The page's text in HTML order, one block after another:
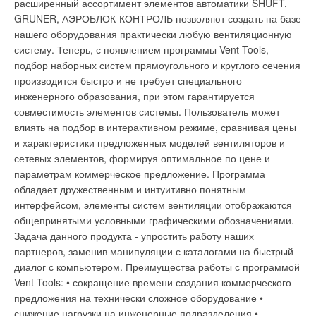
расширенный ассортимент элементов автоматики SHUFT,
GRUNER, АЭРОБЛОК-КОНТРОЛЬ позволяют создать на базе
нашего оборудования практически любую вентиляционную
систему. Теперь, с появлением программы Vent Tools,
подбор наборных систем прямоугольного и круглого сечения
производится быстро и не требует специального
инженерного образования, при этом гарантируется
совместимость элементов системы. Пользователь может
влиять на подбор в интерактивном режиме, сравнивая цены
и характеристики предложенных моделей вентиляторов и
сетевых элементов, формируя оптимальное по цене и
параметрам коммерческое предложение. Программа
обладает дружественным и интуитивно понятным
интерфейсом, элементы систем вентиляции отображаются
общепринятыми условными графическими обозначениями.
Задача данного продукта - упростить работу наших
партнеров, заменив манипуляции с каталогами на быстрый
диалог с компьютером. Преимущества работы с программой
Vent Tools: • сокращение времени создания коммерческого
предложения на технически сложное оборудование •
«Объединение КОН» - как активный и успешный участник
рынка отопления. В компании Ferroli уверены, что новый
партнер окажет весомый вклад в стратегическое развитие
Ferroli S.p.A. на российском рынке!
Уведомления отключены
Комментарии
В этой теме еще нет комментариев
Добавить комментарий
Ваше имя *
Ваш E-mail *
Remeha Group и Baxi Group позволит новой группе занять
лидирующие позиции в Западной Европе и упрочить свое
положение на быстрорастущих рынках Восточной Европы,
Турции, России, Северной Америки и Китая. «Я рад объявить
об успешном создании нашей новой группы, - сообщил Rob
van Banning (Роб Ван Бэннинг), нов ый Президент BDR
Thermea, экс-президент De Dietrich Remeha Group. -
Учитывая наши географические преимущества и
предпринимательскую культуру, мы создали новую
компанию, которая является несомненным лидером по
производству отопительного оборудования в Европе и имеет
большой потенциал в других регионах. Консолидация
производственных затрат может быть достигнута путем
реализации лучшей в своем классе технологической
платформы и эффективной работы, поддержки сотрудников
наших двух организаций и улучшения качества продукции и
услуг, которые мы предоставляем нашим клиентам. Это
значительный шаг в стратегии нашего роста за последние 8
лет”. Отопительный рынок объединяется. По словам
Мартина Коффи (Martyn Coffey), Президента Baxi Group, и